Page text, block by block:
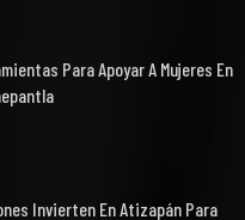
Para Apoyar A Mujeres En
Invierten En Atizapán Para